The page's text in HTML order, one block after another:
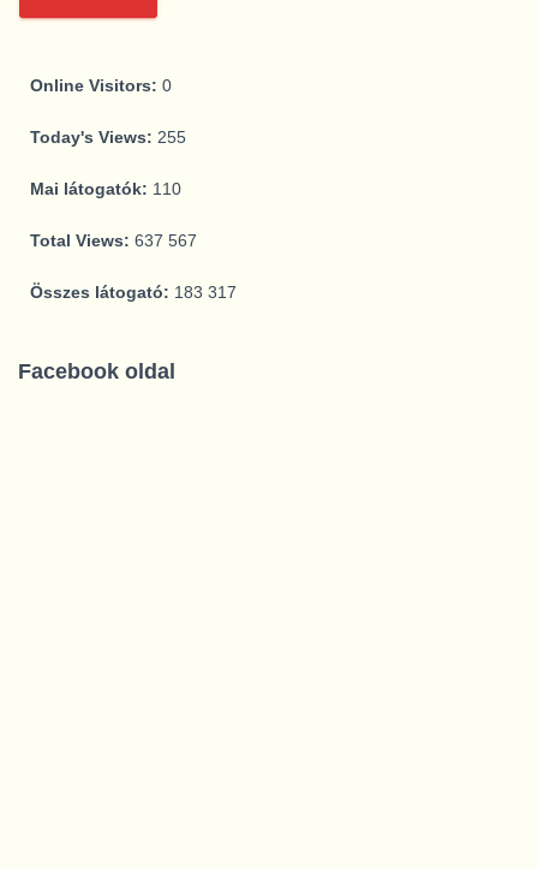
Online Visitors: 0
Today's Views: 255
Mai látogatók: 110
Total Views: 637 567
Összes látogató: 183 317
Facebook oldal